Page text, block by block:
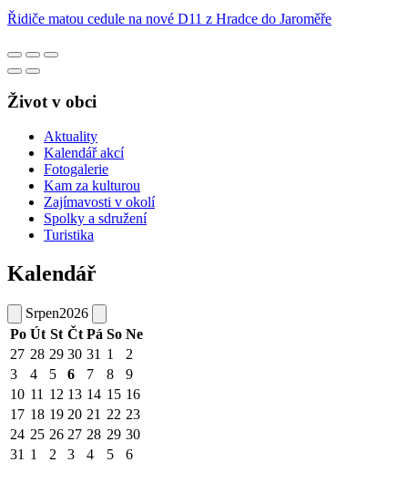
Řidiče matou cedule na nové D11 z Hradce do Jaroměře
Život v obci
Aktuality
Kalendář akcí
Fotogalerie
Kam za kulturou
Zajímavosti v okolí
Spolky a sdružení
Turistika
Kalendář
Srpen2026
Po Út St Čt Pá So Ne
27 28 29 30 31 1
2
3
4 5 6 7 8
9
10 11 12 13 14 15 16
17 18 19 20 21 22 23
24 25 26 27 28 29 30
31 1 2 3 4 5 6